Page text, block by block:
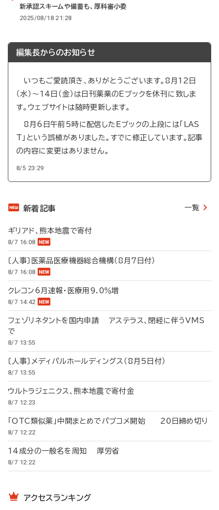
新承認スキームや備蓄も、厚科審小委
2025/08/18 21:28
編集長からのお知らせ
いつもご愛読頂き、ありがとうございます。8月12日
（水）～14日（金）は日刊薬業のEブックを休刊に致しま
す。ウェブサイトは随時更新します。
8月6日午前5時に配信したEブックの上段には「LAS
T」という誤植がありました。すでに修正しています。記事
の内容に変更はありません。
8/5 23:29
新着記事 一覧
ギリアド、熊本地震で寄付
8/7 16:08
〔人事〕医薬品医療機器総合機構（8月7日付）
8/7 16:08
クレコン6月速報・医療用9.0％増
8/7 14:42
フェゾリネタントを国内申請 アステラス、閉経に伴うVMS
で
8/7 13:55
〔人事〕メディパルホールディングス（8月5日付）
8/7 13:55
ウルトラジェニクス、熊本地震で寄付金
8/7 12:23
「OTC類似薬」中間まとめでパブコメ開始 20日締め切り
8/7 12:22
14成分の一般名を周知 厚労省
8/7 12:22
アクセスランキング